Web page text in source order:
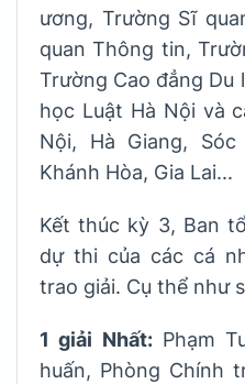
ương, Trường Sĩ
quan Thông tin,
Trường Cao đẳng
học Luật Hà Nội và
Nội, Hà Giang, Sóc
Khánh Hòa, Gia Lai...
Kết thúc kỳ 3, Ban
dự thi của các cá
trao giải. Cụ thể như
1 giải Nhất:Phạm
huấn, Phòng Chính